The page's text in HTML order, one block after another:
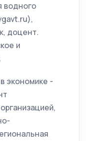
водного
доцент.
и
экономике -